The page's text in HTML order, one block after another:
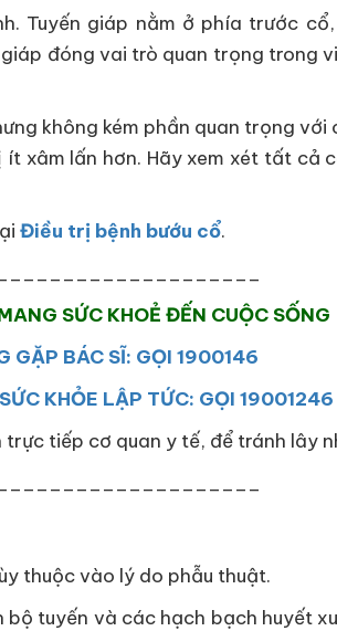
Tuyến giáp nằm ở phía trước
đóng vai trò quan trọng trong
không kém phần quan trọng
xâm lấn hơn. Hãy xem xét tất cả
Điều trị bệnh bướu cổ.
SỨC KHOẺ ĐẾN CUỘC SỐNG
GẶP BÁC SĨ: GỌI 1900146
KHỎE LẬP TỨC: GỌI 19001246
tiếp cơ quan y tế, để tránh lây
thuộc vào lý do phẫu thuật.
tuyến và các hạch bạch huyết